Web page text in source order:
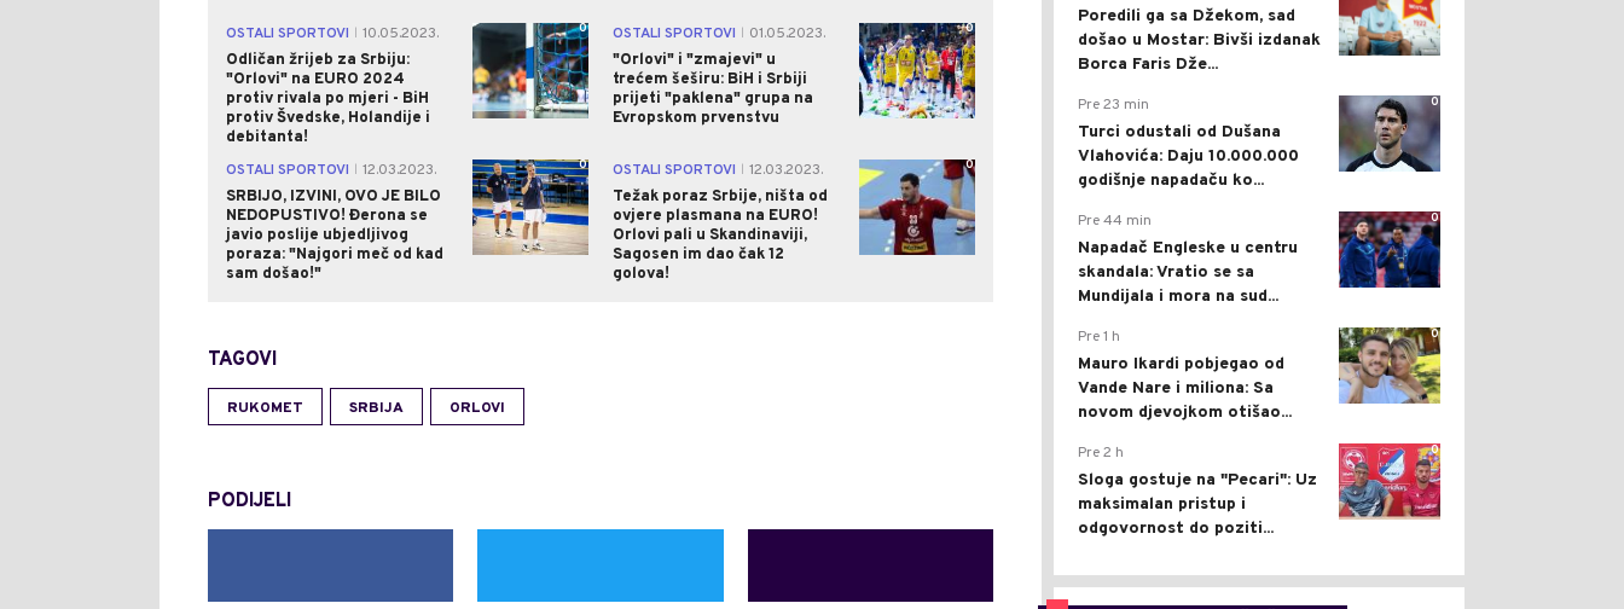
OSTALI SPORTOVI
10.05.2023.
Odličan žrijeb za Srbiju:
"Orlovi" na EURO 2024
protiv rivala po mjeri - BiH
protiv Švedske, Holandije i
debitanta!
0 OSTALI SPORTOVI
01.05.2023.
"Orlovi" i "zmajevi" u
trećem šeširu: BiH i Srbiji
prijeti "paklena" grupa na
Evropskom prvenstvu
0
OSTALI SPORTOVI
12.03.2023.
SRBIJO, IZVINI, OVO JE BILO
NEDOPUSTIVO! Đerona se
javio poslije ubjedljivog
poraza: "Najgori meč od kad
sam došao!"
0 OSTALI SPORTOVI
12.03.2023.
Težak poraz Srbije, ništa od
ovjere plasmana na EURO!
Orlovi pali u Skandinaviji,
Sagosen im dao čak 12
golova!
0
TAGOVI
RUKOMET SRBIJA ORLOVI
PODIJELI
Poredili ga sa Džekom, sad
došao u Mostar: Bivši izdanak
Borca Faris Dže...
0
Pre 23 min
Turci odustali od Dušana
Vlahovića: Daju 10.000.000
godišnje napadaču ko...
0
Pre 44 min
Napadač Engleske u centru
skandala: Vratio se sa
Mundijala i mora na sud...
0
Pre 1 h
Mauro Ikardi pobjegao od
Vande Nare i miliona: Sa
novom djevojkom otišao...
0
Pre 2 h
Sloga gostuje na "Pecari": Uz
maksimalan pristup i
odgovornost do poziti...